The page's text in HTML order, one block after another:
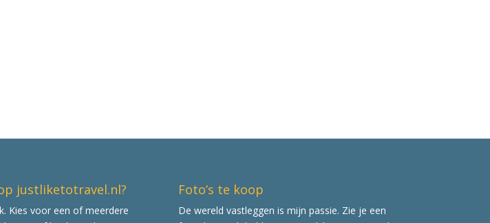
justliketotravel.nl?
Kies voor een of meerdere
Foto’s te koop
De wereld vastleggen is mijn passie. Zie je een